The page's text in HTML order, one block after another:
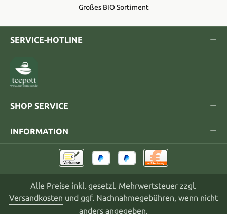
Großes BIO Sortiment
SERVICE-HOTLINE
SHOP SERVICE
INFORMATION
Alle Preise inkl. gesetzl. Mehrwertsteuer zzgl.
Versandkosten und ggf. Nachnahmegebühren, wenn nicht
anders angegeben.